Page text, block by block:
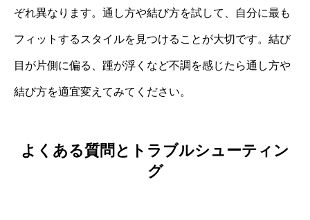
ぞれ異なります。通し方や結び方を試して、自分に最も
フィットするスタイルを見つけることが大切です。結び
目が片側に偏る、踵が浮くなど不調を感じたら通し方や
結び方を適宜変えてみてください。
よくある質問とトラブルシューティン
グ